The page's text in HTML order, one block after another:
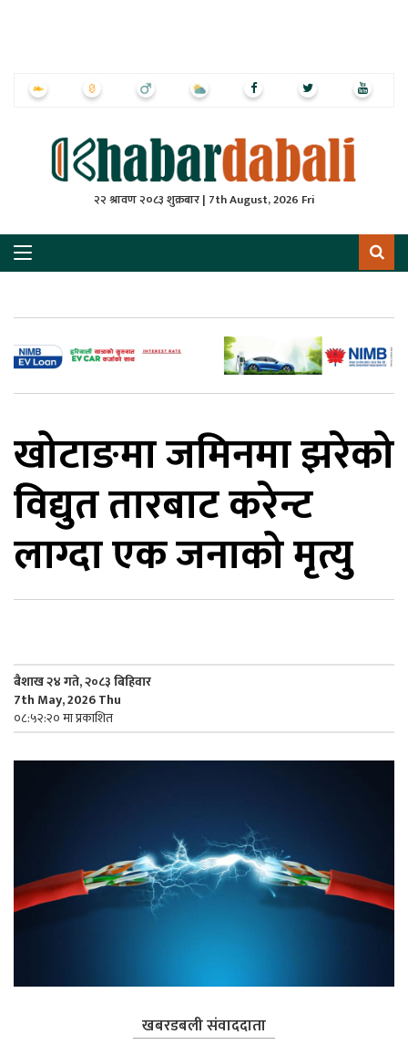
२२ श्रावण २०८३ शुक्रबार | 7th August, 2026 Fri
खोटाङमा जमिनमा झरेको
विद्युत तारबाट करेन्ट
लाग्दा एक जनाको मृत्यु
बैशाख २४ गते, २०८३ बिहिवार
7th May, 2026 Thu
०८:५२:२० मा प्रकाशित
खबरडबली संवाददाता